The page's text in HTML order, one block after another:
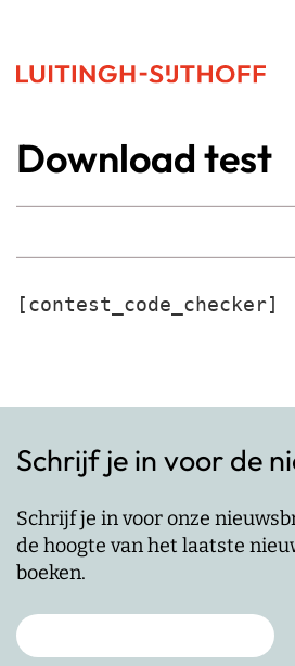
Download test
[contest_code_checker]
Schrijf je in voor de
Schrijf je in voor onze
de hoogte van het laatste
boeken.